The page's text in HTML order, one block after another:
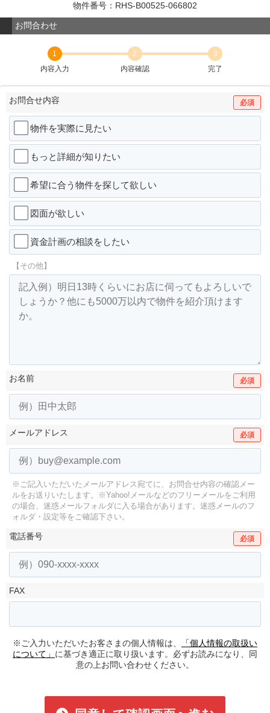
物件番号：RHS-B00525-066802
お問合わせ
1
内容入力
2
内容確認
3
完了
お問合せ内容 必須
物件を実際に見たい
もっと詳細が知りたい
希望に合う物件を探して欲しい
図面が欲しい
資金計画の相談をしたい
【その他】
お名前 必須
メールアドレス 必須
※ご記入いただいたメールアドレス宛てに、お問合せ内容の確認メー
ルをお送りいたします。
※Yahoo!メールなどのフリーメールをご利用
の場合、迷惑メールフォルダに入る場合があります。 迷惑メールのフ
ォルダ・設定等をご確認下さい。
電話番号 必須
FAX
※ご入力いただいたお客さまの個人情報は、
「個人情報の取扱い
について」 に基づき適正に取り扱います。必ずお読みになり、同
意の上お問い合わせください。